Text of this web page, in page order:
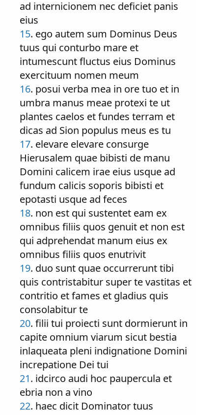
ad internicionem nec deficiet panis
eius
15. ego autem sum Dominus Deus
tuus qui conturbo mare et
intumescunt fluctus eius Dominus
exercituum nomen meum
16. posui verba mea in ore tuo et in
umbra manus meae protexi te ut
plantes caelos et fundes terram et
dicas ad Sion populus meus es tu
17. elevare elevare consurge
Hierusalem quae bibisti de manu
Domini calicem irae eius usque ad
fundum calicis soporis bibisti et
epotasti usque ad feces
18. non est qui sustentet eam ex
omnibus filiis quos genuit et non est
qui adprehendat manum eius ex
omnibus filiis quos enutrivit
19. duo sunt quae occurrerunt tibi
quis contristabitur super te vastitas et
contritio et fames et gladius quis
consolabitur te
20. filii tui proiecti sunt dormierunt in
capite omnium viarum sicut bestia
inlaqueata pleni indignatione Domini
increpatione Dei tui
21. idcirco audi hoc paupercula et
ebria non a vino
22. haec dicit Dominator tuus